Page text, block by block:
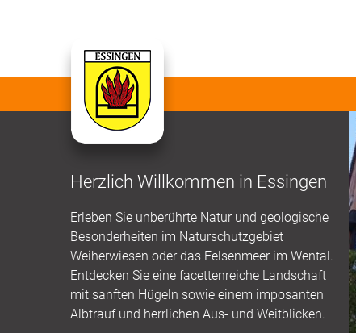
Herzlich Willkommen in Essingen
Erleben Sie unberührte Natur und geologische
Besonderheiten im Naturschutzgebiet
Weiherwiesen oder das Felsenmeer im Wental.
Entdecken Sie eine facettenreiche Landschaft
mit sanften Hügeln sowie einem imposanten
Albtrauf und herrlichen Aus- und Weitblicken.